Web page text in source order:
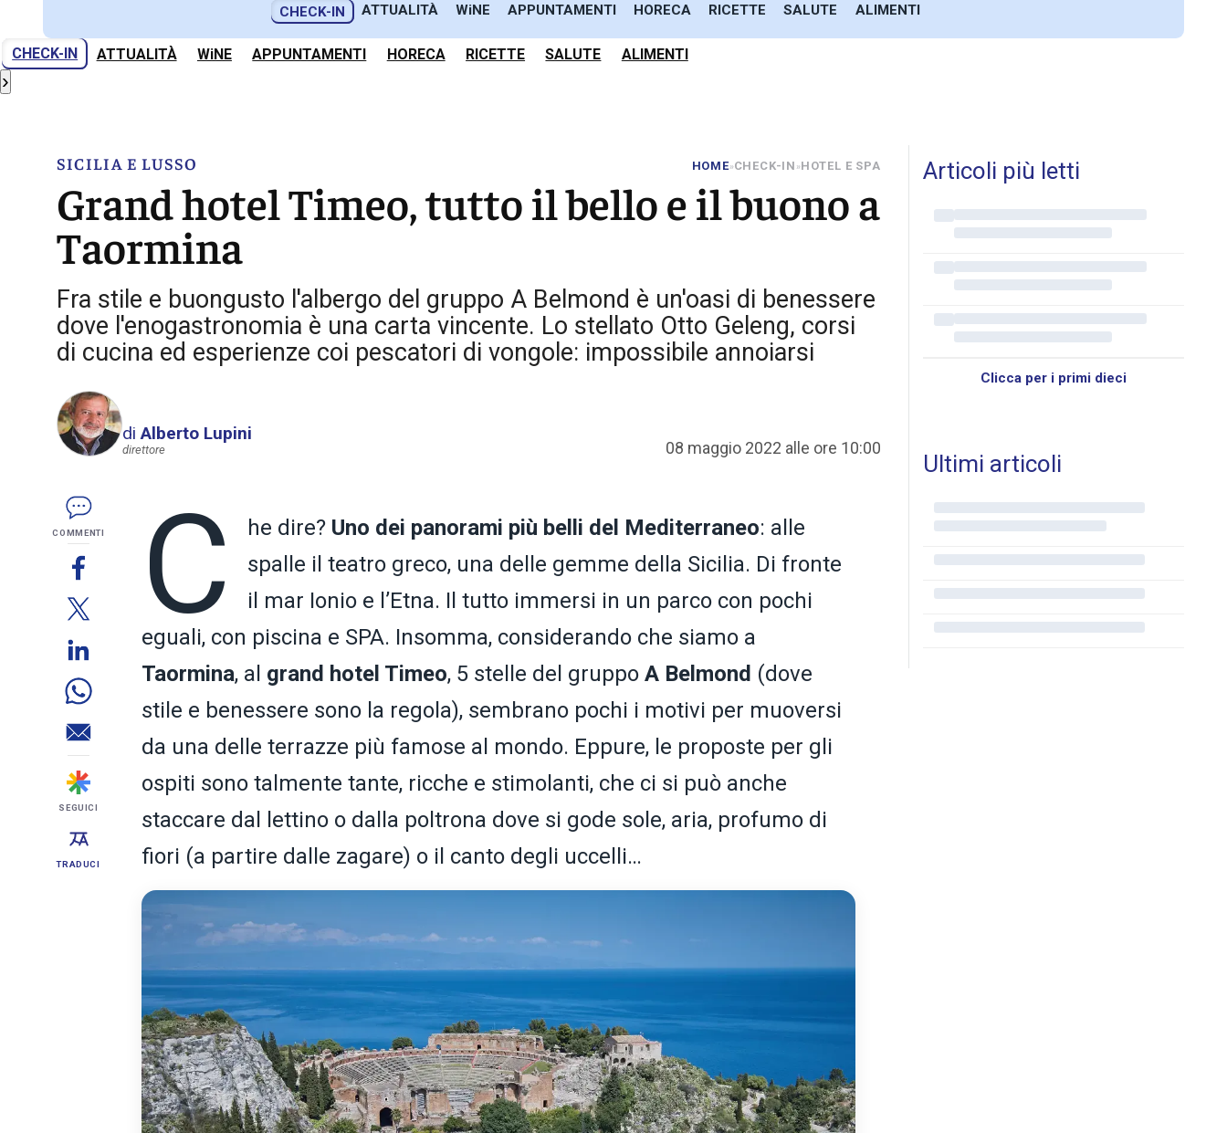
CHECK-IN ATTUALITÀ WiNE APPUNTAMENTI HORECA RICETTE SALUTE ALIMENTI
CHECK-IN ATTUALITÀ WiNE APPUNTAMENTI HORECA RICETTE SALUTE ALIMENTI
›
SICILIA E LUSSO HOME»CHECK-IN »HOTEL E SPA
Grand hotel Timeo, tutto il bello e il buono a
Taormina
Fra stile e buongusto l'albergo del gruppo A Belmond è un'oasi di benessere
dove l'enogastronomia è una carta vincente. Lo stellato Otto Geleng, corsi
di cucina ed esperienze coi pescatori di vongole: impossibile annoiarsi
di Alberto Lupini
direttore 08 maggio 2022 alle ore 10:00
COMMENTI
SEGUICI
TRADUCI
C he dire? Uno dei panorami più belli del Mediterraneo: alle
spalle il teatro greco, una delle gemme della Sicilia. Di fronte
il mar Ionio e l’Etna. Il tutto immersi in un parco con pochi
eguali, con piscina e SPA. Insomma, considerando che siamo a
Taormina, al grand hotel Timeo, 5 stelle del gruppo A Belmond (dove
stile e benessere sono la regola), sembrano pochi i motivi per muoversi
da una delle terrazze più famose al mondo. Eppure, le proposte per gli
ospiti sono talmente tante, ricche e stimolanti, che ci si può anche
staccare dal lettino o dalla poltrona dove si gode sole, aria, profumo di
fiori (a partire dalle zagare) o il canto degli uccelli…
Articoli più letti
Clicca per i primi dieci
Ultimi articoli